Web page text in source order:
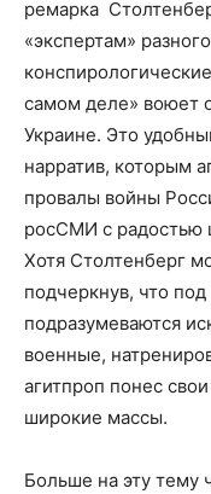
ремарка
«экспертам»
самом деле» воюет
Украине. Это
нарратив, которым
провалы войны
росСМИ с радостью
Хотя Столтенберг
подчеркнув, что
подразумеваются
военные,
агитпроп понес
широкие массы.
Больше на эту тему